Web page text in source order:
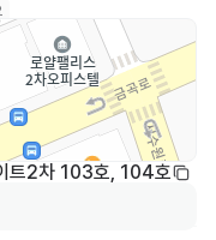
트2차 103호, 104호